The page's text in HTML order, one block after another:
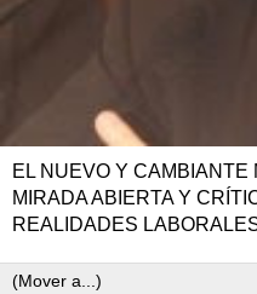
EL NUEVO Y
MIRADA ABIERTA Y
REALIDADES